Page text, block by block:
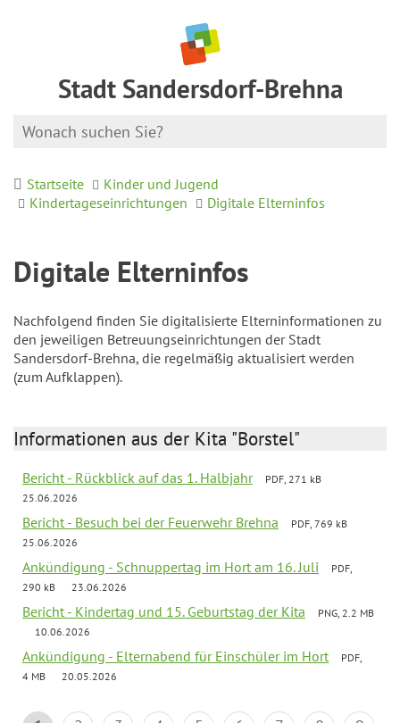
Stadt Sandersdorf-Brehna
Startseite
Kinder und Jugend
Kindertageseinrichtungen
Digitale Elterninfos
Digitale Elterninfos
Nachfolgend finden Sie digitalisierte Elterninformationen zu
den jeweiligen Betreuungseinrichtungen der Stadt
Sandersdorf-Brehna, die regelmäßig aktualisiert werden
(zum Aufklappen).
Informationen aus der Kita "Borstel"
Bericht - Rückblick auf das 1. Halbjahr
PDF, 271 kB
25.06.2026
Bericht - Besuch bei der Feuerwehr Brehna
PDF, 769 kB
25.06.2026
Ankündigung - Schnuppertag im Hort am 16. Juli
PDF,
290 kB
23.06.2026
Bericht - Kindertag und 15. Geburtstag der Kita
PNG, 2.2 MB
10.06.2026
Ankündigung - Elternabend für Einschüler im Hort
PDF,
4 MB
20.05.2026